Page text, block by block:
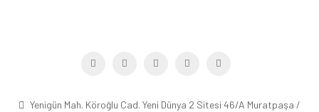
Yenigün Mah. Köroğlu Cad. Yeni Dünya 2 Sitesi 46/A Muratpaşa /